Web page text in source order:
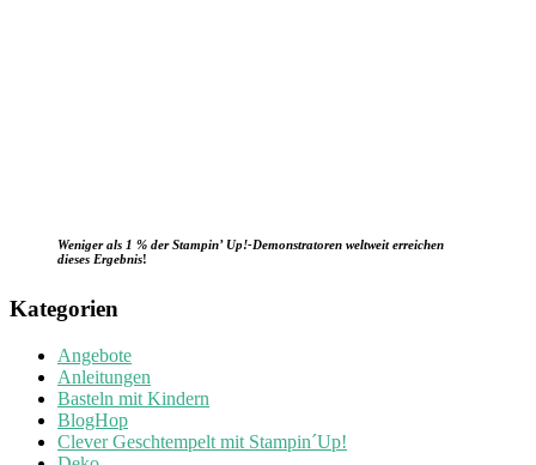
Weniger als 1 % der Stampin’ Up!-Demonstratoren weltweit erreichen
dieses Ergebnis!
Kategorien
Angebote
Anleitungen
Basteln mit Kindern
BlogHop
Clever Geschtempelt mit Stampin´Up!